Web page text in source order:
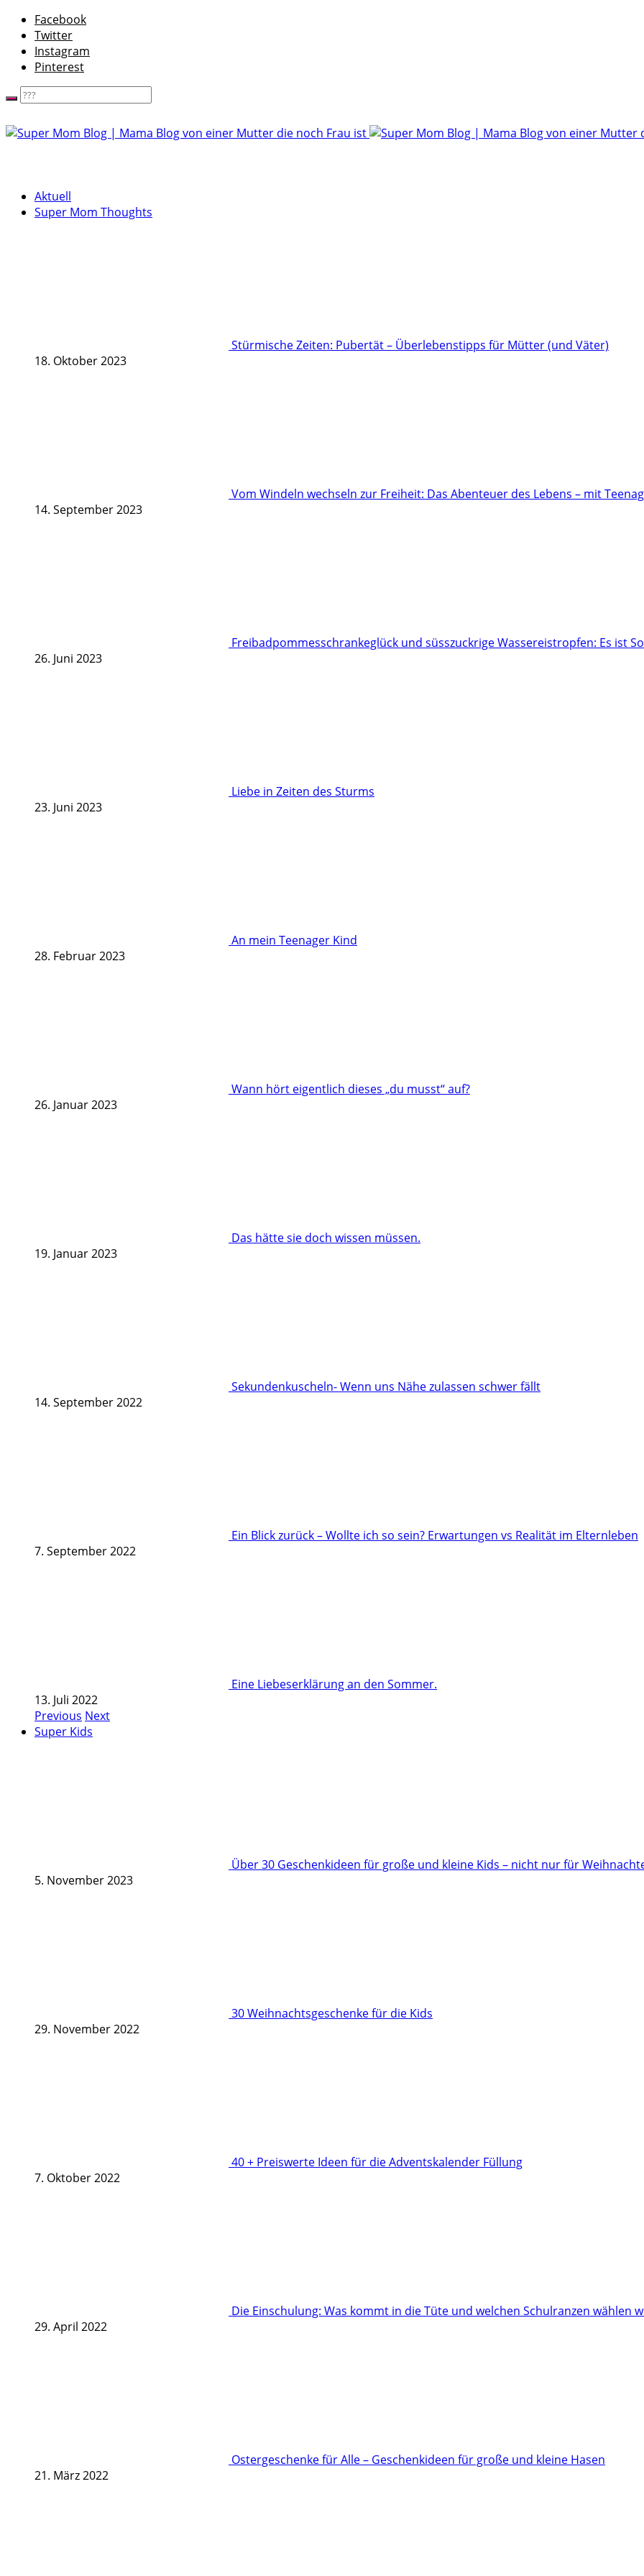
Facebook
Twitter
Instagram
Pinterest
Aktuell
Super Mom Thoughts
Stürmische Zeiten: Pubertät – Überlebenstipps für Mütter (und Väter)
18. Oktober 2023
Vom Windeln wechseln zur Freiheit: Das Abenteuer des Lebens – mit
14. September 2023
Freibadpommesschrankeglück und süsszuckrige Wassereistropfen: Es ist
26. Juni 2023
Liebe in Zeiten des Sturms
23. Juni 2023
An mein Teenager Kind
28. Februar 2023
Wann hört eigentlich dieses „du musst“ auf?
26. Januar 2023
Das hätte sie doch wissen müssen.
19. Januar 2023
Sekundenkuscheln- Wenn uns Nähe zulassen schwer fällt
14. September 2022
Ein Blick zurück – Wollte ich so sein? Erwartungen vs Realität im Elternleben
7. September 2022
Eine Liebeserklärung an den Sommer.
13. Juli 2022
Previous Next
Super Kids
Über 30 Geschenkideen für große und kleine Kids – nicht nur für
5. November 2023
30 Weihnachtsgeschenke für die Kids
29. November 2022
40 + Preiswerte Ideen für die Adventskalender Füllung
7. Oktober 2022
Die Einschulung: Was kommt in die Tüte und welchen Schulranzen wählen
29. April 2022
Ostergeschenke für Alle – Geschenkideen für große und kleine Hasen
21. März 2022